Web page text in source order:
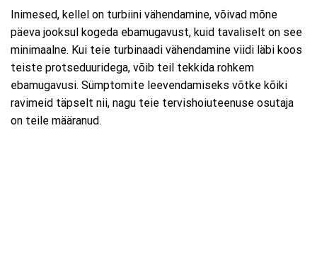
Inimesed, kellel on turbiini vähendamine, võivad mõne
päeva jooksul kogeda ebamugavust, kuid tavaliselt on see
minimaalne. Kui teie turbinaadi vähendamine viidi läbi koos
teiste protseduuridega, võib teil tekkida rohkem
ebamugavusi. Sümptomite leevendamiseks võtke kõiki
ravimeid täpselt nii, nagu teie tervishoiuteenuse osutaja
on teile määranud.